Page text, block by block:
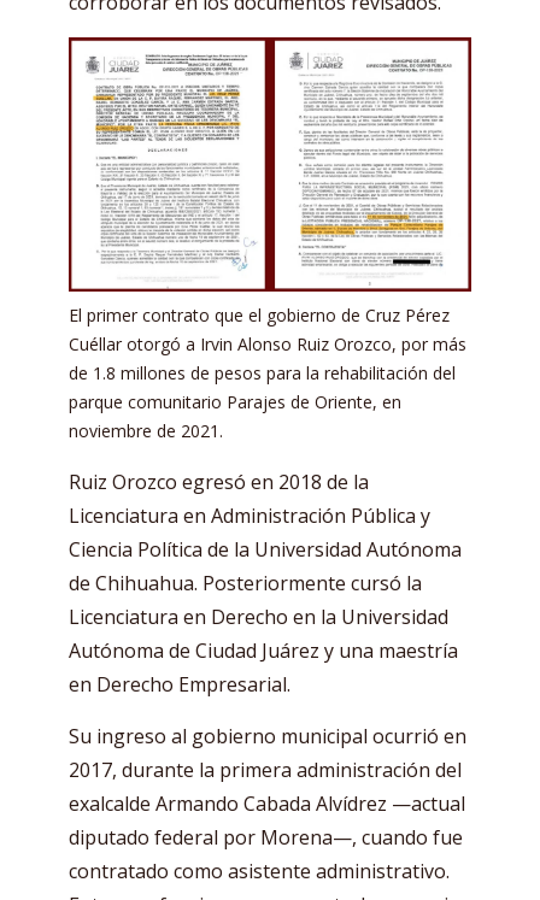
El primer contrato que el gobierno de Cruz Pérez
Cuéllar otorgó a Irvin Alonso Ruiz Orozco, por más
de 1.8 millones de pesos para la rehabilitación del
parque comunitario Parajes de Oriente, en
noviembre de 2021.
Ruiz Orozco egresó en 2018 de la
Licenciatura en Administración Pública y
Ciencia Política de la Universidad Autónoma
de Chihuahua. Posteriormente cursó la
Licenciatura en Derecho en la Universidad
Autónoma de Ciudad Juárez y una maestría
en Derecho Empresarial.
Su ingreso al gobierno municipal ocurrió en
2017, durante la primera administración del
exalcalde Armando Cabada Alvídrez —actual
diputado federal por Morena—, cuando fue
contratado como asistente administrativo.